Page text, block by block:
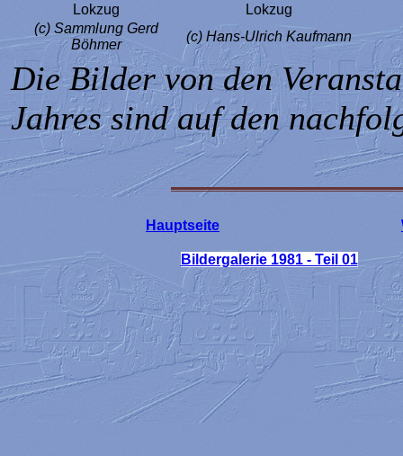
Lokzug
Lokzug
(c) Sammlung Gerd
Böhmer
(c) Hans-Ulrich Kaufmann
Die Bilder von den
Jahres sind auf den
Hauptseite
Bildergalerie 1981 - Teil 01